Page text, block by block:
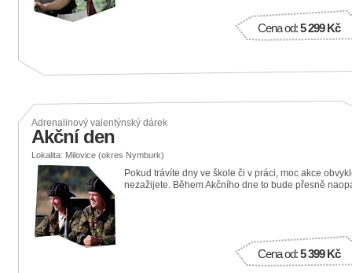
Cena od:5 299 Kč
Adrenalinový valentýnský dárek
Akční den
Lokalita: Milovice (okres Nymburk)
Pokud trávíte dny ve škole či v práci, moc akce
nezažijete. Během Akčního dne to bude přesně
Cena od:5 399 Kč